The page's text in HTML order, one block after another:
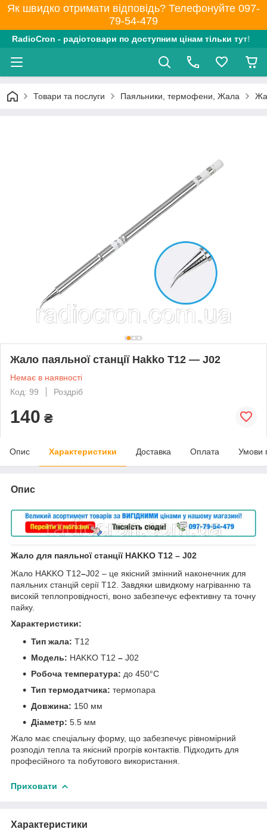
Як швидко отримати відповідь? Телефонуйте 097-
79-54-479
RadioCron - радіотовари по доступним цінам тільки тут!
Товари та послуги Паяльники, термофени, Жала
Жало паяльної станції Hakko T12 — J02
Немає в наявності
Код: 99
Роздріб
140 ₴
Опис Характеристики Доставка Оплата Умови
Опис
Жало для паяльної станції HAKKO T12 – J02
Жало HAKKO T12–J02 – це якісний змінний наконечник для
паяльних станцій серії T12. Завдяки швидкому нагріванню та
високій теплопровідності, воно забезпечує ефективну та точну
пайку.
Характеристики:
Тип жала: T12
Модель: HAKKO T12 – J02
Робоча температура: до 450°C
Тип термодатчика: термопара
Довжина: 150 мм
Діаметр: 5.5 мм
Жало має спеціальну форму, що забезпечує рівномірний
розподіл тепла та якісний прогрів контактів. Підходить для
професійного та побутового використання.
Приховати
Характеристики